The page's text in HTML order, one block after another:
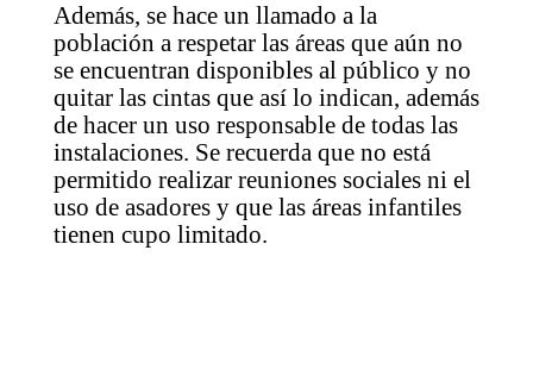
Además, se hace un llamado a la
población a respetar las áreas que aún no
se encuentran disponibles al público y no
quitar las cintas que así lo indican, además
de hacer un uso responsable de todas las
instalaciones. Se recuerda que no está
permitido realizar reuniones sociales ni el
uso de asadores y que las áreas infantiles
tienen cupo limitado.